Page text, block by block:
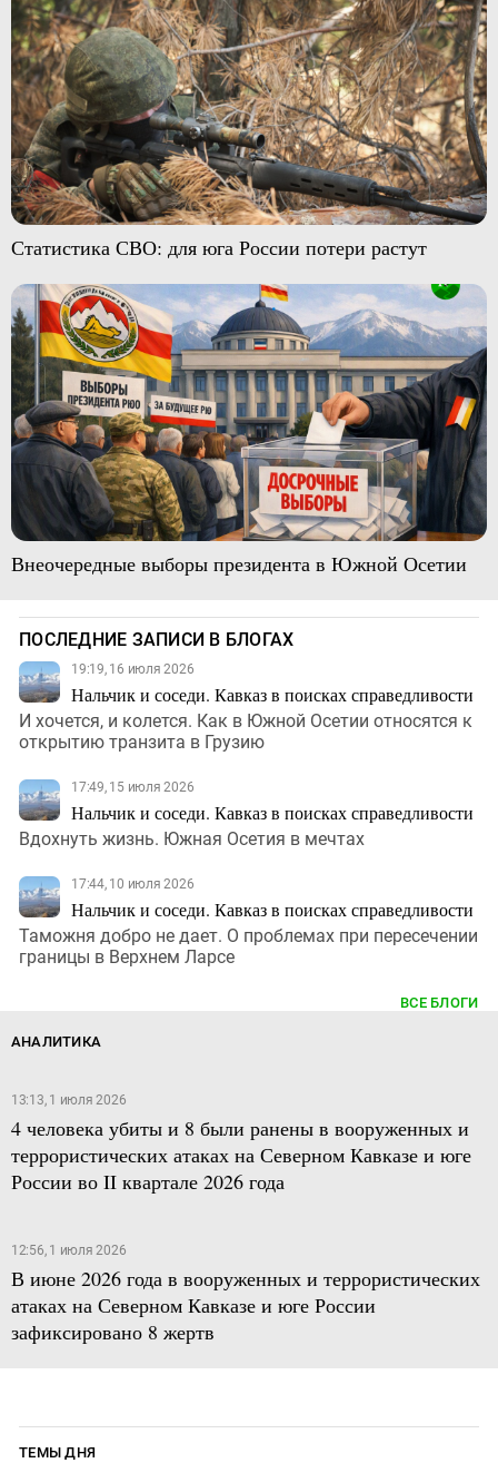
Статистика СВО: для юга России потери растут
Внеочередные выборы президента в Южной Осетии
ПОСЛЕДНИЕ ЗАПИСИ В БЛОГАХ
19:19, 16 июля 2026
Нальчик и соседи. Кавказ в поисках справедливости
И хочется, и колется. Как в Южной Осетии относятся к
открытию транзита в Грузию
17:49, 15 июля 2026
Нальчик и соседи. Кавказ в поисках справедливости
Вдохнуть жизнь. Южная Осетия в мечтах
17:44, 10 июля 2026
Нальчик и соседи. Кавказ в поисках справедливости
Таможня добро не дает. О проблемах при пересечении
границы в Верхнем Ларсе
ВСЕ БЛОГИ
АНАЛИТИКА
13:13, 1 июля 2026
4 человека убиты и 8 были ранены в вооруженных и
террористических атаках на Северном Кавказе и юге
России во II квартале 2026 года
12:56, 1 июля 2026
В июне 2026 года в вооруженных и террористических
атаках на Северном Кавказе и юге России
зафиксировано 8 жертв
ТЕМЫ ДНЯ